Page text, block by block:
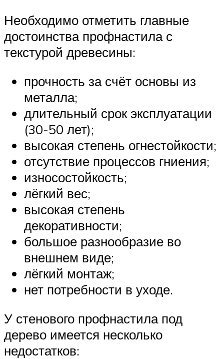
Необходимо отметить главные
достоинства профнастила с
текстурой древесины:
прочность за счёт основы из
металла;
длительный срок эксплуатации
(30-50 лет);
высокая степень огнестойкости;
отсутствие процессов гниения;
износостойкость;
лёгкий вес;
высокая степень
декоративности;
большое разнообразие во
внешнем виде;
лёгкий монтаж;
нет потребности в уходе.
У стенового профнастила под
дерево имеется несколько
недостатков: